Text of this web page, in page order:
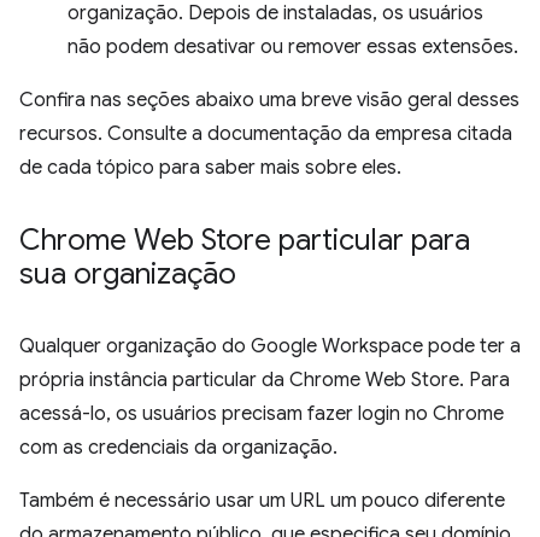
organização. Depois de instaladas, os usuários
não podem desativar ou remover essas extensões.
Confira nas seções abaixo uma breve visão geral desses
recursos. Consulte a documentação da empresa citada
de cada tópico para saber mais sobre eles.
Chrome Web Store particular para
sua organização
Qualquer organização do Google Workspace pode ter a
própria instância particular da Chrome Web Store. Para
acessá-lo, os usuários precisam fazer login no Chrome
com as credenciais da organização.
Também é necessário usar um URL um pouco diferente